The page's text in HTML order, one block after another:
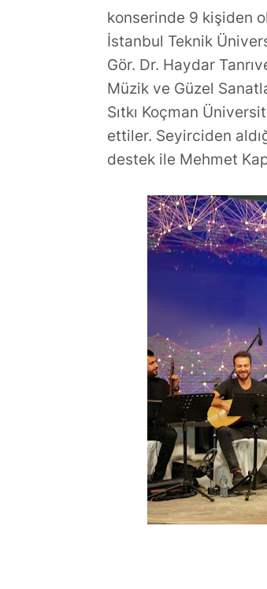
konserinde 9 kişiden
İstanbul Teknik
Gör. Dr. Haydar
Müzik ve Güzel
Sıtkı Koçman
ettiler. Seyirciden
destek ile Mehmet